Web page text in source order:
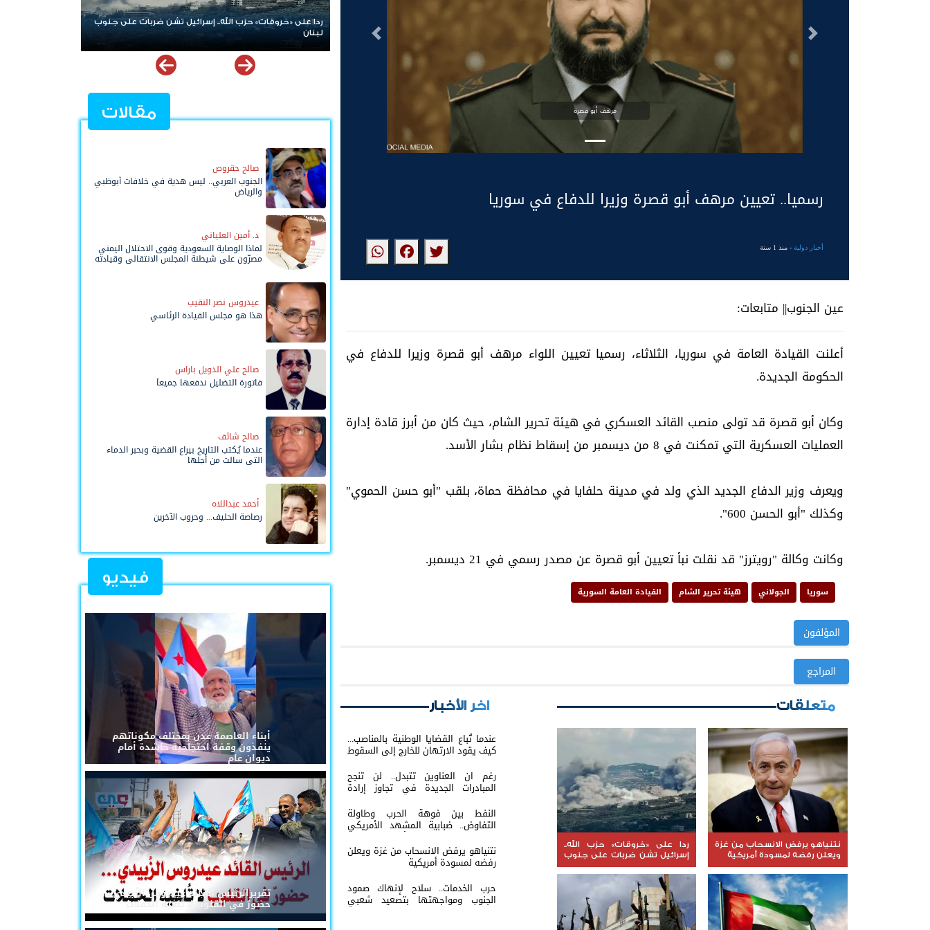
مرهف أبو قصرة
التالى السابق
رسميا.. تعيين مرهف أبو قصرة وزيرا للدفاع في سوريا
أخبار دولية- منذ 1 سنة
عين الجنوب|| متابعات:
أعلنت القيادة العامة في سوريا، الثلاثاء، رسميا تعيين اللواء مرهف أبو قصرة وزيرا للدفاع في
الحكومة الجديدة.
وكان أبو قصرة قد تولى منصب القائد العسكري في هيئة تحرير الشام، حيث كان من أبرز قادة إدارة
العمليات العسكرية التي تمكنت في 8 من ديسمبر من إسقاط نظام بشار الأسد.
ويعرف وزير الدفاع الجديد الذي ولد في مدينة حلفايا في محافظة حماة، بلقب "أبو حسن الحموي"
وكذلك "أبو الحسن 600".
وكانت وكالة "رويترز" قد نقلت نبأ تعيين أبو قصرة عن مصدر رسمي في 21 ديسمبر.
سوريا الجولاني هيئة تحرير الشام القيادة العامة السورية
المؤلفون
المراجع
متعلقات
نتنياهو يرفض الانسحاب من غزة
ويعلن رفضه لمسودة أمريكية
ردا على «خروقات» حزب الله..
إسرائيل تشن ضربات على جنوب
لبنان
اخر الأخبار
عندما تُباع القضايا الوطنية بالمناصب...
كيف يقود الارتهان للخارج إلى السقوط
رغم ان العناوين تتبدل.. لن تنجح
المبادرات الجديدة في تجاوز إرادة
النفط بين فوهة الحرب وطاولة
التفاوض.. ضبابية المشهد الأمريكي
الإيراني تعيد إشعال أسواق الطاقة
العالمية
نتنياهو يرفض الانسحاب من غزة ويعلن
رفضه لمسودة أمريكية
حرب الخدمات.. سلاح لإنهاك صمود
الجنوب ومواجهتها بتصعيد شعبي
ردا على «خروقات» حزب الله.. إسرائيل تشن ضربات على جنوب
الإمارات ترسخ دعم الموهوبين والمبدعين العرب عبر مبادرات
نوعية ملهمة
مقالات
صالح حقروص
الجنوب العربي.. ليس هدية في خلافات أبوظبي
والرياض
د. أمين العلياني
لماذا الوصاية السعودية وقوى الاحتلال اليمني
مصرّون على شيطنة المجلس الانتقالي وقيادته
عيدروس نصر النقيب
هذا هو مجلس القيادة الرئاسي
صالح علي الدويل باراس
فاتورة التضليل ندفعها جميعاً
صالح شائف
عندما يُكتب التاريخ بيراع القضية وبحبر الدماء
التي سالت من أجلها
أحمد عبداللاه
رصاصة الحليف... وحروب الآخرين
فيديو
أبناء العاصمة عدن بمختلف مكوناتهم
ينفذون وقفة احتجاجية حاشدة أمام
ديوان عام
تقريرالرئيس القائد عيدروس الزُبيدي...
حضورٌ في القلوب لا تُلغيه الحملات